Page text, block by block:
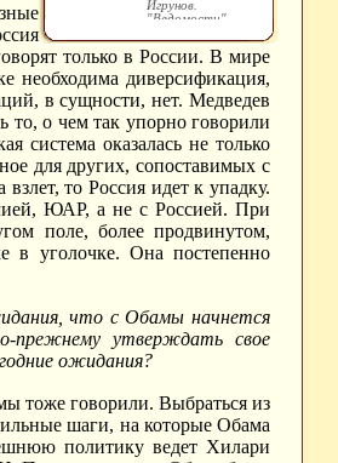
только в России. В мире
необходима диверсификация,
в сущности, нет. Медведев
то, о чем так упорно говорили
система оказалась не только
для других, сопоставимых с
то Россия идет к упадку.
ЮАР, а не с Россией. При
поле, более продвинутом,
в уголочке. Она постепенно
что с Обамы начнется
прежнему утверждать свое
ожидания?
тоже говорили. Выбраться из
шаги, на которые Обама
политику ведет Хилари